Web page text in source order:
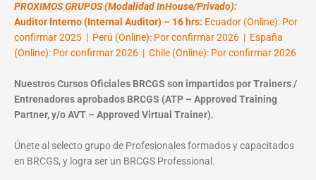
PROXIMOS GRUPOS (Modalidad InHouse/Privado):
Auditor Interno (Internal Auditor) – 16 hrs: Ecuador (Online): Por
confirmar 2025 | Perú (Online): Por confirmar 2026 | España
(Online): Por confirmar 2026 | Chile (Online): Por confirmar 2026
Nuestros Cursos Oficiales BRCGS son impartidos por Trainers /
Entrenadores aprobados BRCGS (ATP – Approved Training
Partner, y/o AVT – Approved Virtual Trainer).
Únete al selecto grupo de Profesionales formados y capacitados
en BRCGS, y logra ser un BRCGS Professional.